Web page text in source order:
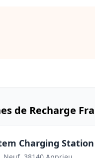
de Recharge
Charging Station